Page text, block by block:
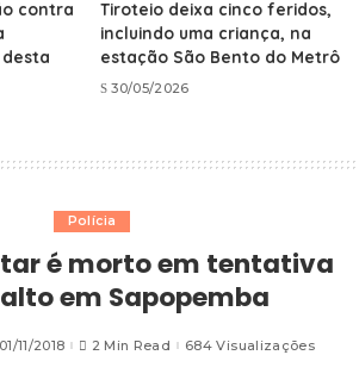
contra
Tiroteio deixa cinco feridos,
incluindo uma criança, na
estação São Bento do Metrô
30/05/2026
Polícia
é morto em tentativa
em Sapopemba
01/11/2018 2 Min Read 684 Visualizações